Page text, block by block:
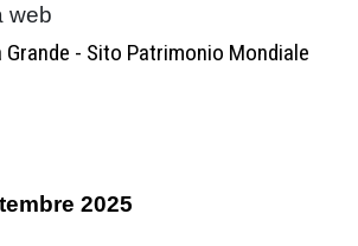
web
Grande - Sito Patrimonio Mondiale
2025